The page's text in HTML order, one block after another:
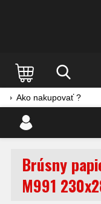
Ako nakupovať ?
Brúsny
M991